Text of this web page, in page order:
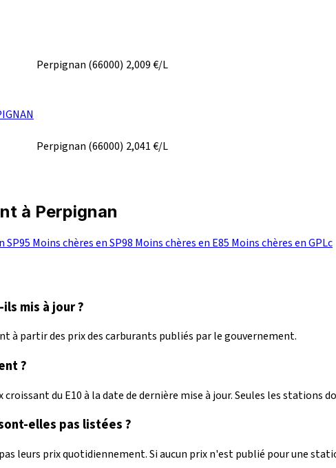
Perpignan (66000) 2,009€/L
Perpignan (66000) 2,041€/L
à Perpignan
SP95 Moins chères en SP98 Moins chères en E85 Moins chères en GPLc
mis à jour ?
à partir des prix des carburants publiés par le gouvernement.
?
du E10 à la date de dernière mise à jour. Seules les stations
elles pas listées ?
leurs prix quotidiennement. Si aucun prix n'est publié pour une